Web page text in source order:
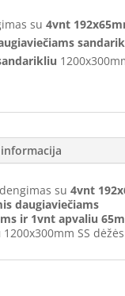
su 4vnt
su 4vnt
daugiaviečiams
ir 1vnt apvaliu
1200x300mm SS